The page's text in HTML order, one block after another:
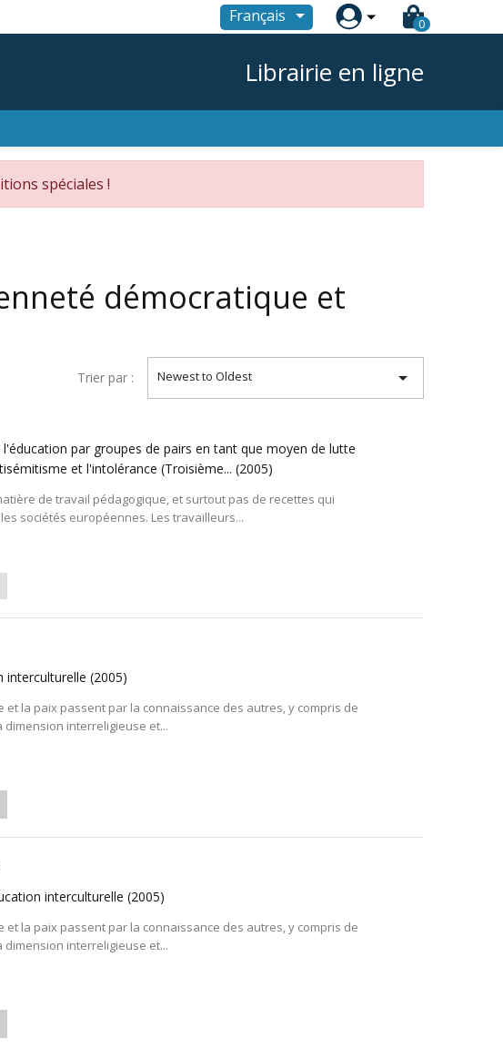
Français  0
Librairie en ligne
spéciales !
démocratique et
Trier par : Newest to Oldest 
par groupes de pairs en tant que moyen de lutte
et l'intolérance (Troisième... (2005)
de travail pédagogique, et surtout pas de recettes qui
sociétés européennes. Les travailleurs...
interculturelle (2005)
la paix passent par la connaissance des autres, y compris de
interreligieuse et...
interculturelle (2005)
la paix passent par la connaissance des autres, y compris de
interreligieuse et...